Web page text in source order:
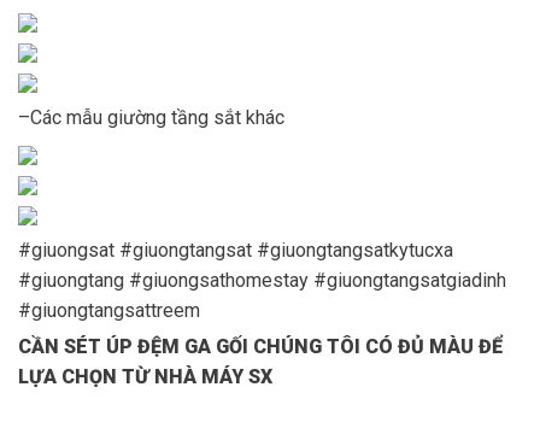
–Các mẫu giường tầng sắt khác
#giuongsat #giuongtangsat #giuongtangsatkytucxa
#giuongtang #giuongsathomestay #giuongtangsatgiadinh
#giuongtangsattreem
CẦN SÉT ÚP ĐỆM GA GỐI CHÚNG TÔI CÓ ĐỦ MÀU ĐỂ
LỰA CHỌN TỪ NHÀ MÁY SX